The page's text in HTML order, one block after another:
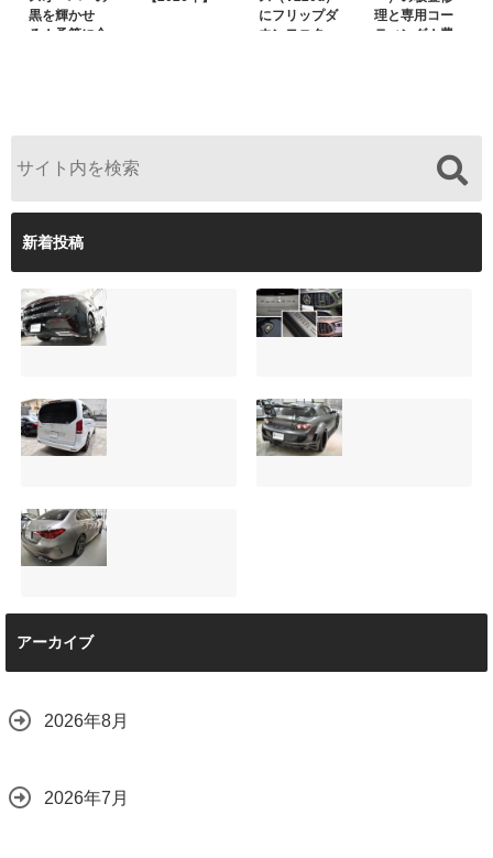
黒を輝かせ
る！予算に合
にフリップダ
ウンモニター
理と専用コー
ティング！費
新着投稿
【施工事例】クラ
ウンクロスオーバ
ーの黒を輝かせ
と車内イルミネー
ション設置
2026.08.08
夏季休暇について
ご案内【2026年】
2026.08.05
サンルーフ付きベ
ンツVクラス
（V220d）にフリ
店で断られた悩み
をプロの技術で解
2026.08.04
は？
【施工事例】メル
セデス・ベンツ
C220d｜3層セラ
取り”「ミックスコ
ート」と弱点克服
2026.07.28
アーカイブ
2026年8月
2026年7月